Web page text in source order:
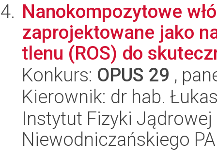
Nanokompozytowe
zaprojektowane jako
tlenu (ROS) do
Konkurs: OPUS 29 ,
Kierownik: dr hab.
Instytut Fizyki
Niewodniczańskiego